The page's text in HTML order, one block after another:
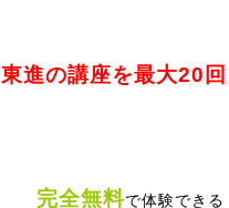
東進の講座を最大20回
完全無料で体験できる